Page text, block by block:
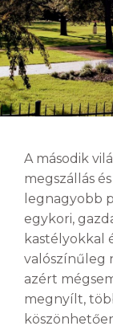
A második
megszállás
legnagyobb
egykori,
kastélyokkal
valószínűleg
azért
megnyílt,